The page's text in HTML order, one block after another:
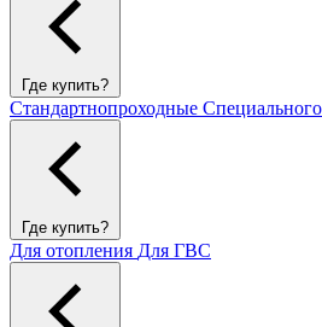
Где купить?
Стандартнопроходные
Где купить?
Для отопления Для ГВС